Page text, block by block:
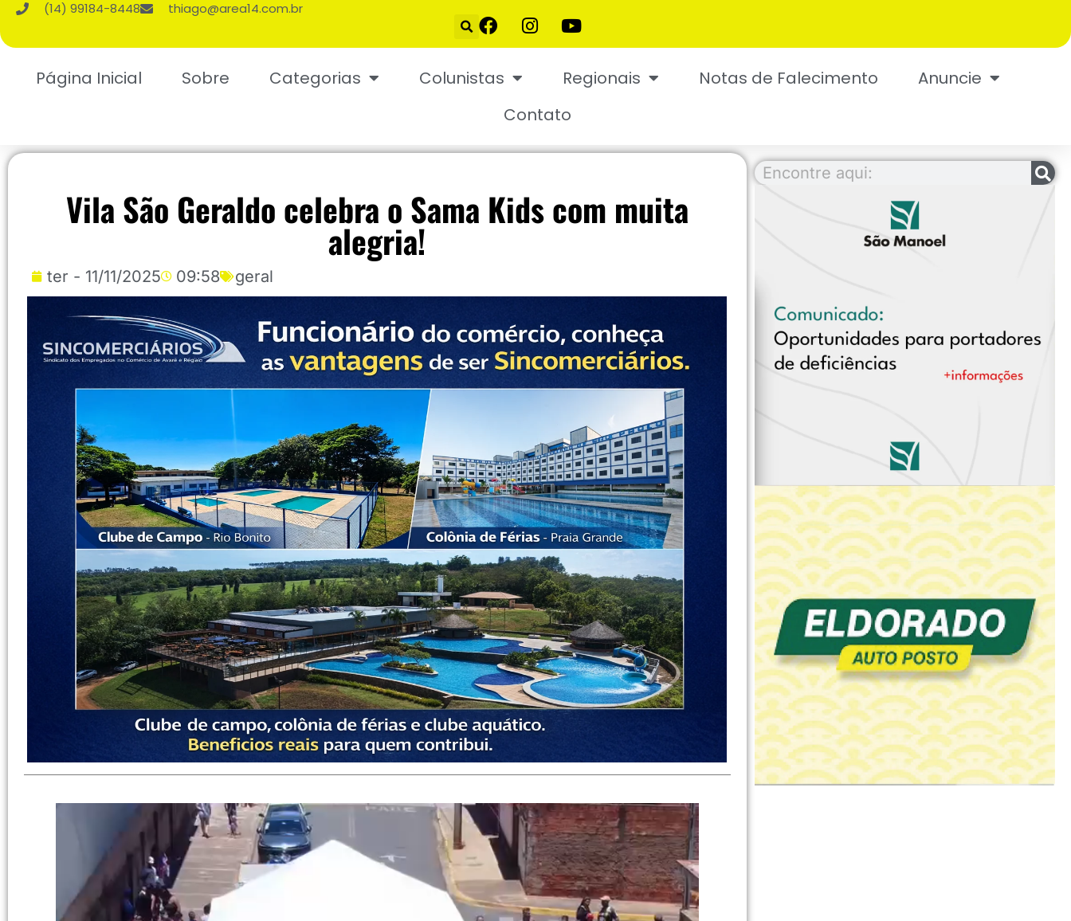
(14) 99184-8448 thiago@area14.com.br
Página Inicial Sobre Categorias Colunistas Regionais Notas de Falecimento
Anuncie
Contato
Vila São Geraldo celebra o Sama Kids com muita
alegria!
ter - 11/11/2025 09:58 geral